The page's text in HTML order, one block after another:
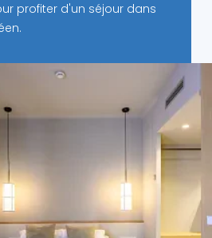
profiter d'un séjour dans